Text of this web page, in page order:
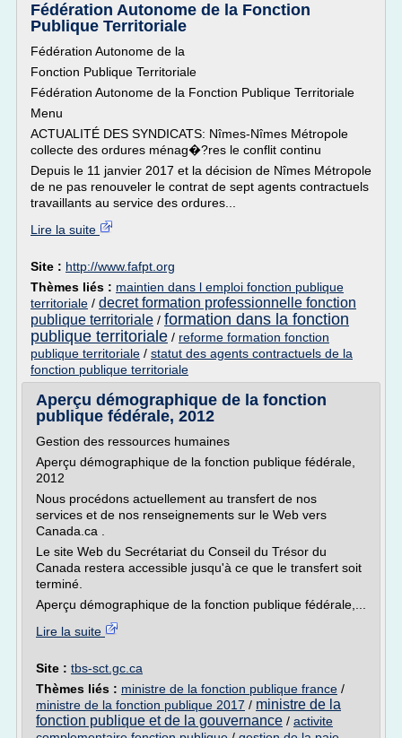
Fédération Autonome de la Fonction
Publique Territoriale
Fédération Autonome de la
Fonction Publique Territoriale
Fédération Autonome de la Fonction Publique Territoriale
Menu
ACTUALITÉ DES SYNDICATS: Nîmes-Nîmes Métropole
collecte des ordures ménag�?res le conflit continu
Depuis le 11 janvier 2017 et la décision de Nîmes Métropole
de ne pas renouveler le contrat de sept agents contractuels
travaillants au service des ordures...
Lire la suite
Site : http://www.fafpt.org
Thèmes liés : maintien dans l emploi fonction publique
territoriale / decret formation professionnelle fonction
publique territoriale / formation dans la fonction
publique territoriale / reforme formation fonction
publique territoriale / statut des agents contractuels de la
fonction publique territoriale
Aperçu démographique de la fonction
publique fédérale, 2012
Gestion des ressources humaines
Aperçu démographique de la fonction publique fédérale,
2012
Nous procédons actuellement au transfert de nos
services et de nos renseignements sur le Web vers
Canada.ca .
Le site Web du Secrétariat du Conseil du Trésor du
Canada restera accessible jusqu'à ce que le transfert soit
terminé.
Aperçu démographique de la fonction publique fédérale,...
Lire la suite
Site : tbs-sct.gc.ca
Thèmes liés : ministre de la fonction publique france /
ministre de la fonction publique 2017 / ministre de la
fonction publique et de la gouvernance / activite